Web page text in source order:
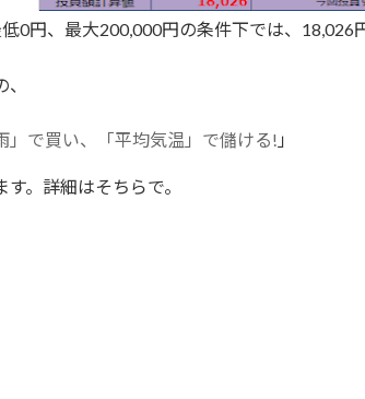
0円、最大200,000円の条件下では、18,026
」で買い、「平均気温」で儲ける! 」
。詳細はそちらで。